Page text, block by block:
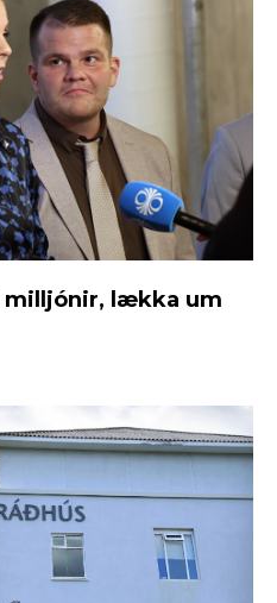
milljónir, lækka um